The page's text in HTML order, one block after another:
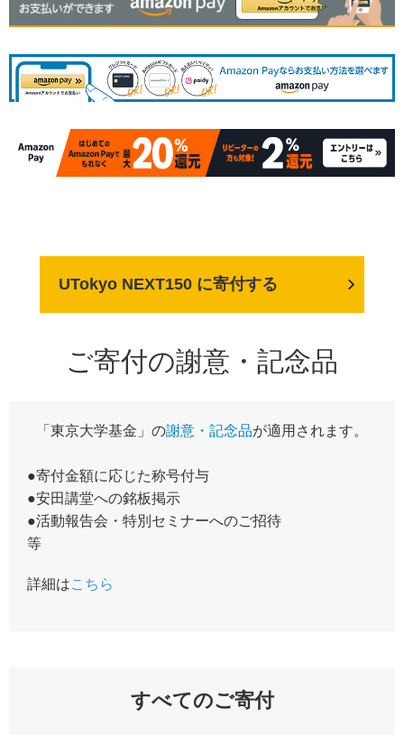
UTokyo NEXT150 に寄付する
ご寄付の謝意・記念品
「東京大学基金」の謝意・記念品が適用されます。
●寄付金額に応じた称号付与
●安田講堂への銘板掲示
●活動報告会・特別セミナーへのご招待
等
詳細はこちら
すべてのご寄付